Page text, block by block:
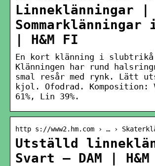
Linneklänningar |
| H&M FI
En kort klänning i
Klänningen har rund
smal resår med rynk. Lätt
kjol. Ofodrad. Komposition:
61%, Lin 39%.
http s://www2.hm.com › … ›
Utställd
Svart – DAM | H&M